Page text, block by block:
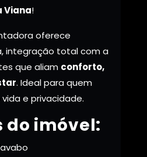
Viana!
oferece
integração total com a
que aliam conforto,
. Ideal para quem
e privacidade.
do imóvel: